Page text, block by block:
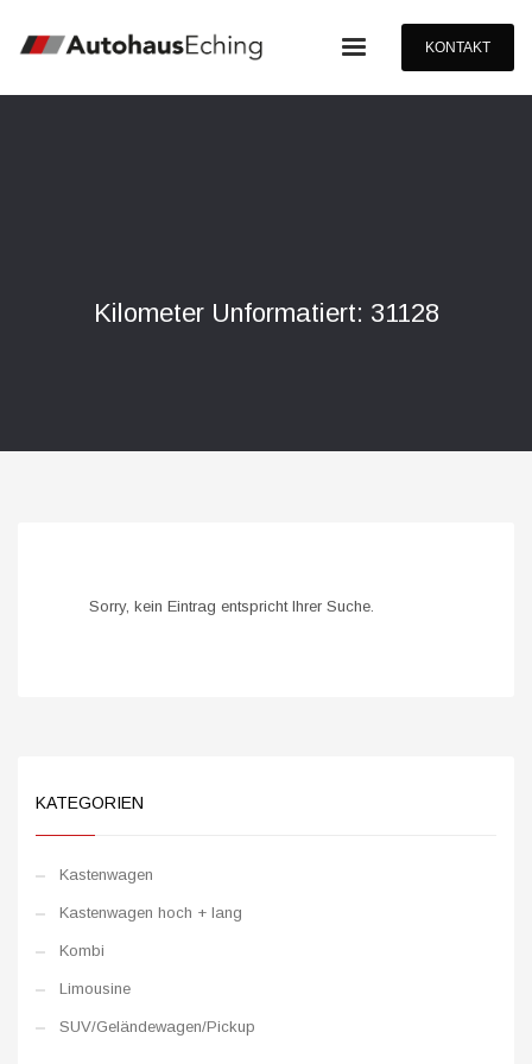
KONTAKT
Kilometer Unformatiert: 31128
Sorry, kein Eintrag entspricht Ihrer Suche.
KATEGORIEN
Kastenwagen
Kastenwagen hoch + lang
Kombi
Limousine
SUV/Geländewagen/Pickup